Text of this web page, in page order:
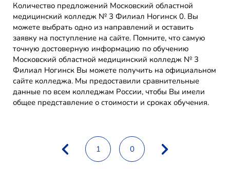
Количество предложений Московский областной
медицинский колледж № 3 Филиал Ногинск 0. Вы
можете выбрать одно из направлений и оставить
заявку на поступление на сайте. Помните, что самую
точную достоверную информацию по обучению
Московский областной медицинский колледж № 3
Филиал Ногинск Вы можете получить на официальном
сайте колледжа. Мы предоставили сравнительные
данные по всем колледжам России, чтобы Вы имели
общее представление о стоимости и сроках обучения.
1 0